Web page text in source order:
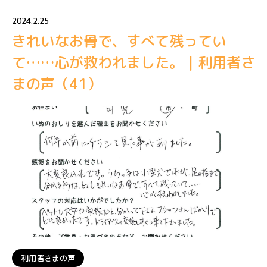
2024.2.25
きれいなお骨で、すべて残ってい
て……心が救われました。｜利用者さ
まの声（41）
利用者さまの声